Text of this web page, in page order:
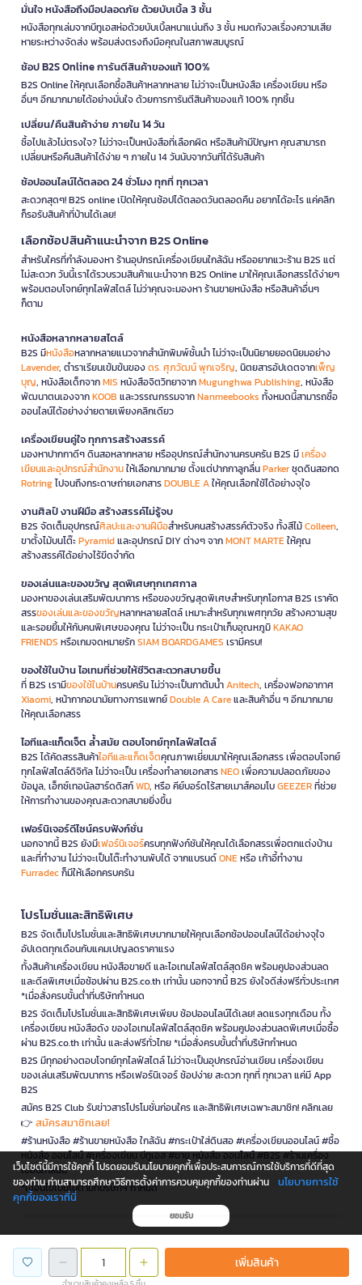
เพิ่มสินค้า
มั่นใจ หนังสือถึงมือปลอดภัย ด้วยบับเบิ้ล 3 ชั้น
หนังสือทุกเล่มจากบีทูเอสห่อด้วยบับเบิ้ลหนาแน่นถึง 3 ชั้น หมดกังวลเรื่องความเสีย
หายระหว่างจัดส่ง พร้อมส่งตรงถึงมือคุณในสภาพสมบูรณ์
ช้อป B2S Online การันตีสินค้าของแท้ 100%
B2S Online ให้คุณเลือกซื้อสินค้าหลากหลาย ไม่ว่าจะเป็นหนังสือ เครื่องเขียน หรือ
อื่นๆ อีกมากมายได้อย่างมั่นใจ ด้วยการการันตีสินค้าของแท้ 100% ทุกชิ้น
เปลี่ยน/คืนสินค้าง่าย ภายใน 14 วัน
ซื้อไปแล้วไม่ตรงใจ? ไม่ว่าจะเป็นหนังสือที่เลือกผิด หรือสินค้ามีปัญหา คุณสามารถ
เปลี่ยนหรือคืนสินค้าได้ง่าย ๆ ภายใน 14 วันนับจากวันที่ได้รับสินค้า
ช้อปออนไลน์ได้ตลอด 24 ชั่วโมง ทุกที่ ทุกเวลา
สะดวกสุดๆ! B2S online เปิดให้คุณช้อปได้ตลอดวันตลอดคืน อยากได้อะไร แค่คลิก
ก็รอรับสินค้าที่บ้านได้เลย!
เลือกช้อปสินค้าแนะนำจาก B2S Online
สำหรับใครที่กำลังมองหา ร้านอุปกรณ์เครื่องเขียนใกล้ฉัน หรืออยากแวะร้าน B2S แต่
ไม่สะดวก วันนี้เราได้รวบรวมสินค้าแนะนำจาก B2S Online มาให้คุณเลือกสรรได้ง่ายๆ
พร้อมตอบโจทย์ทุกไลฟ์สไตล์ ไม่ว่าคุณจะมองหา ร้านขายหนังสือ หรือสินค้าอื่นๆ
ก็ตาม
หนังสือหลากหลายสไตล์
B2S มีหนังสือหลากหลายแนวจากสำนักพิมพ์ชั้นนำ ไม่ว่าจะเป็นนิยายยอดนิยมอย่าง
Lavender, ตำราเรียนเข้มข้นของดร. ศุภวัฒน์ พุกเจริญ, นิตยสารอัปเดตจากเพ็ญ
บุญ, หนังสือเด็กจากMIS หนังสือจิตวิทยาจากMugunghwa Publishing, หนังสือ
พัฒนาตนเองจากKOOB และวรรณกรรมจากNanmeebooks ทั้งหมดนี้สามารถซื้อ
ออนไลน์ได้อย่างง่ายดายเพียงคลิกเดียว
เครื่องเขียนคู่ใจ ทุกการสร้างสรรค์
มองหาปากกาดีๆ ดินสอหลากหลาย หรืออุปกรณ์สำนักงานครบครัน B2S มีเครื่อง
เขียนและอุปกรณ์สำนักงานให้เลือกมากมาย ตั้งแต่ปากกาลูกลื่นParkerชุดดินสอกด
Rotringไปจนถึงกระดาษถ่ายเอกสารDOUBLE Aให้คุณเลือกใช้ได้อย่างจุใจ
งานศิลป์ งานฝีมือ สร้างสรรค์ไม่รู้จบ
B2S จัดเต็มอุปกรณ์ศิลปะและงานฝีมือสำหรับคนสร้างสรรค์ตัวจริง ทั้งสีไม้Colleen,
ขาตั้งไม้บนโต๊ะPyramidและอุปกรณ์ DIY ต่างๆ จากMONT MARTEให้คุณ
สร้างสรรค์ได้อย่างไร้ขีดจำกัด
ของเล่นและของขวัญ สุดพิเศษทุกเทศกาล
มองหาของเล่นเสริมพัฒนาการ หรือของขวัญสุดพิเศษสำหรับทุกโอกาส B2S เราคัด
สรรของเล่นและของขวัญหลากหลายสไตล์ เหมาะสำหรับทุกเพศทุกวัย สร้างความสุข
และรอยยิ้มให้กับคนพิเศษของคุณ ไม่ว่าจะเป็น กระเป๋าเก็บอุณหภูมิKAKAO
FRIENDS หรือเกมจดหมายรักSIAM BOARDGAMES เรามีครบ!
ของใช้ในบ้าน ไอเทมที่ช่วยให้ชีวิตสะดวกสบายขึ้น
ที่ B2S เรามีของใช้ในบ้านครบครัน ไม่ว่าจะเป็นกาต้มน้ำAnitech, เครื่องฟอกอากาศ
Xiaomi, หน้ากากอนามัยทางการแพทย์Double A Careและสินค้าอื่น ๆ อีกมากมาย
ให้คุณเลือกสรร
ไอทีและแก็ดเจ็ต ล้ำสมัย ตอบโจทย์ทุกไลฟ์สไตล์
B2S ได้คัดสรรสินค้าไอทีและแก็ดเจ็ตคุณภาพเยี่ยมมาให้คุณเลือกสรร เพื่อตอบโจทย์
ทุกไลฟ์สไตล์ดิจิทัล ไม่ว่าจะเป็น เครื่องทำลายเอกสารNEOเพื่อความปลอดภัยของ
ข้อมูล, เอ็กซ์เทอนัลฮาร์ดดิสก์WD, หรือ คีย์บอร์ดไร้สายเมาส์คอมโบGEEZERที่ช่วย
ให้การทำงานของคุณสะดวกสบายยิ่งขึ้น
เฟอร์นิเจอร์ดีไซน์ครบฟังก์ชั่น
นอกจากนี้ B2S ยังมีเฟอร์นิเจอร์ครบทุกฟังก์ชันให้คุณได้เลือกสรรเพื่อตกแต่งบ้าน
และที่ทำงาน ไม่ว่าจะเป็นโต๊ะทำงานพับได้ จากแบรนด์ONEหรือ เก้าอี้ทำงาน
Furradecก็มีให้เลือกครบครัน
โปรโมชั่นและสิทธิพิเศษ
B2S จัดเต็มโปรโมชั่นและสิทธิพิเศษมากมายให้คุณเลือกช้อปออนไลน์ได้อย่างจุใจ
อัปเดตทุกเดือนกับแคมเปญลดราคาแรง
ทั้งสินค้าเครื่องเขียน หนังสือขายดี และไอเทมไลฟ์สไตล์สุดชิค พร้อมคูปองส่วนลด
และดีลพิเศษเมื่อช้อปผ่าน B2S.co.th เท่านั้น นอกจากนี้ B2S ยังใจดีส่งฟรีทั่วประเทศ
*เมื่อสั่งครบขั้นต่ำที่บริษัทกำหนด
B2S จัดเต็มโปรโมชั่นและสิทธิพิเศษเพียบ ช้อปออนไลน์ได้เลย! ลดแรงทุกเดือน ทั้ง
เครื่องเขียน หนังสือดัง ของไอเทมไลฟ์สไตล์สุดชิค พร้อมคูปองส่วนลดพิเศษเมื่อซื้อ
ผ่าน B2S.co.th เท่านั้น และส่งฟรีทั่วไทย *เมื่อสั่งครบขั้นต่ำที่บริษัทกำหนด
B2S มีทุกอย่างตอบโจทย์ทุกไลฟ์สไตล์ ไม่ว่าจะเป็นอุปกรณ์อ่านเขียน เครื่องเขียน
ของเล่นเสริมพัฒนาการ หรือเฟอร์นิเจอร์ ช้อปง่าย สะดวก ทุกที่ ทุกเวลา แค่มี App
B2S
สมัคร B2S Club รับข่าวสารโปรโมชั่นก่อนใคร และสิทธิพิเศษเฉพาะสมาชิก! คลิกเลย
👉 สมัครสมาชิกเลย!
#ร้านหนังสือ #ร้านขายหนังสือ ใกล้ฉัน #กระเป๋าใส่ดินสอ #เครื่องเขียนออนไลน์ #ซื้อ
หนังสือ ออนไลน์ #เครื่องเขียน บีทูเอส #ขาย หนังสือ ออนไลน์ #B2S #ร้านเครื่อง
เขียนใกล้ฉัน
*เงื่อนไขเป็นไปตามที่บริษัทฯ กำหนด
is a company operating under
เว็บไซต์นี้มีการใช้คุกกี้ โปรดยอมรับนโยบายคุกกี้เพื่อประสบการณ์การใช้บริการที่ดีที่สุด
ของท่าน ท่านสามารถศึกษาวิธีการตั้งค่าการควบคุมคุกกี้ของท่านผ่าน
นโยบายการใช้
คุกกี้ของเราที่นี่
ยอมรับ